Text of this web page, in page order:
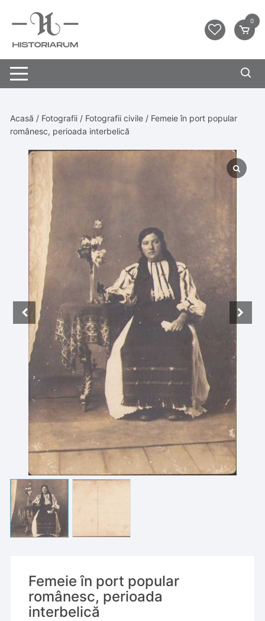
0
Acasă / Fotografii / Fotografii civile / Femeie în port popular
românesc, perioada interbelică
Femeie în port popular
românesc, perioada
interbelică